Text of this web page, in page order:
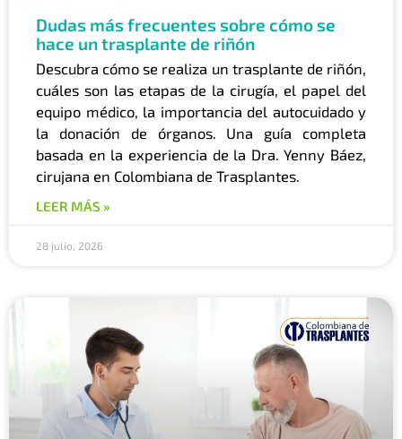
Dudas más frecuentes sobre cómo se
hace un trasplante de riñón
Descubra cómo se realiza un trasplante de riñón,
cuáles son las etapas de la cirugía, el papel del
equipo médico, la importancia del autocuidado y
la donación de órganos. Una guía completa
basada en la experiencia de la Dra. Yenny Báez,
cirujana en Colombiana de Trasplantes.
LEER MÁS »
28 julio, 2026